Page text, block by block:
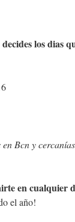
los dias
Bcn y
en cualquier
el año!